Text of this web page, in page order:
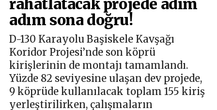
rahatlatacak projede adım
adım sona doğru!
D-130 Karayolu Başiskele Kavşağı
Koridor Projesi’nde son köprü
kirişlerinin de montajı tamamlandı.
Yüzde 82 seviyesine ulaşan dev projede,
9 köprüde kullanılacak toplam 155 kiriş
yerleştirilirken, çalışmaların